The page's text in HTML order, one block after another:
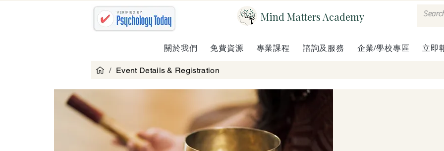
Mind Matters Academy
關於我們 免費資源 專業課程 諮詢及服務 企業/學校專區 立即
/ Event Details & Registration